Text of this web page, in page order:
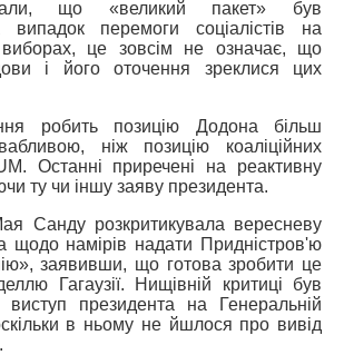
що «великий пакет» був
випадок перемоги соціалістів на
виборах, це зовсім не означає, що
і його оточення зреклися цих
робить позицію Додона більш
ніж позицію коаліційних
Останні приречені на реактивну
ту чи іншу заяву президента.
Санду розкритикувала вересневу
щодо намірів надати Придністров'ю
заявивши, що готова зробити це
Гагаузії. Нищівній критиці був
президента на Генеральній
в ньому не йшлося про вивід